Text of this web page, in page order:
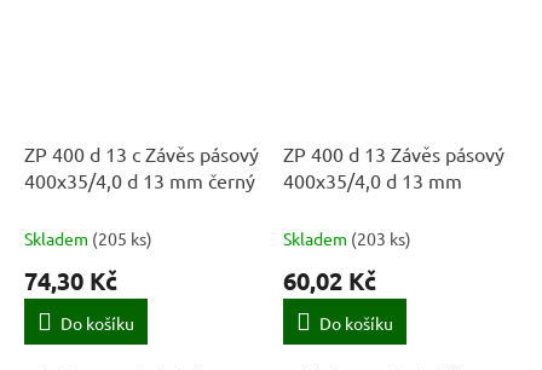
ZP 400 d 13 c Závěs pásový
400x35/4,0 d 13 mm černý
Skladem (205 ks)
74,30 Kč
Do košíku
ZP 400 d 13 Závěs pásový
400x35/4,0 d 13 mm
Skladem (203 ks)
60,02 Kč
Do košíku